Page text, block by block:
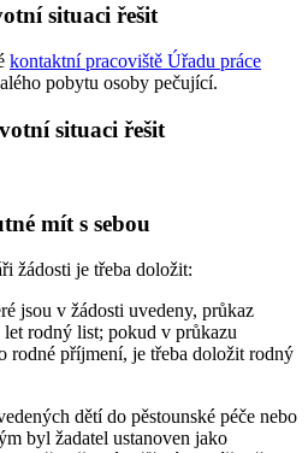
situaci řešit
kontaktní pracoviště Úřadu práce
pobytu osoby pečující.
situaci řešit
mít s sebou
žádosti je třeba doložit:
jsou v žádosti uvedeny, průkaz
rodný list; pokud v průkazu
rodné příjmení, je třeba doložit rodný
dětí do pěstounské péče nebo
byl žadatel ustanoven jako